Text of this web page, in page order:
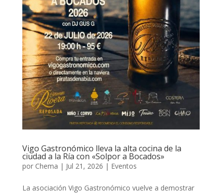
Vigo Gastronómico lleva la alta cocina de la
ciudad a la Ría con «Solpor a Bocados»
por Chema | Jul 21, 2026 | Eventos
La asociación Vigo Gastronómico vuelve a demostrar